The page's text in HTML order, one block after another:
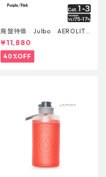
廃盤特価 Julbo AEROLITE
AsianFit
¥11,880
40%OFF